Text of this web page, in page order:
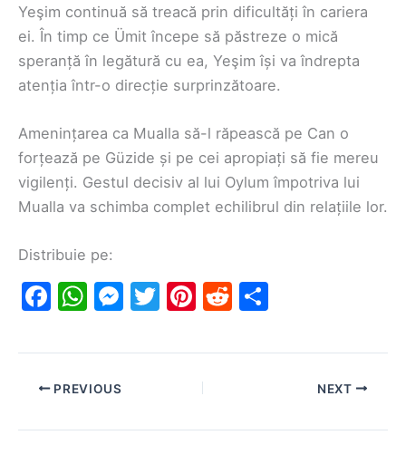
Yeşim continuă să treacă prin dificultăți în cariera
ei. În timp ce Ümit începe să păstreze o mică
speranță în legătură cu ea, Yeşim își va îndrepta
atenția într-o direcție surprinzătoare.
Amenințarea ca Mualla să-l răpească pe Can o
forțează pe Güzide și pe cei apropiați să fie mereu
vigilenți. Gestul decisiv al lui Oylum împotriva lui
Mualla va schimba complet echilibrul din relațiile lor.
Distribuie pe:
F
c
e
o
W
at
s
p
M
s
n
T
itt
Pi
er
e
R
d ar
PREVIOUS NEXT